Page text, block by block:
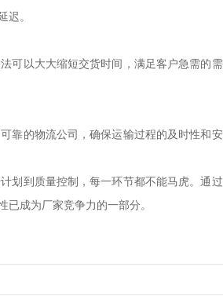
迟。
可以大大缩短交货时间，满足客户急需的
的物流公司，确保运输过程的及时性和
到质量控制，每一环节都不能马虎。通
成为厂家竞争力的一部分。